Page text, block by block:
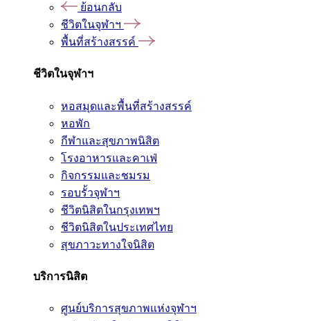
ย้อนกลับ
ชีวิตในจุฬาฯ
พื้นที่สร้างสรรค์
ชีวิตในจุฬาฯ
หอสมุดและพื้นที่สร้างสรรค์
หอพัก
กีฬาและสุขภาพนิสิต
โรงอาหารและคาเฟ่
กิจกรรมและชมรม
รอบรั้วจุฬาฯ
ชีวิตนิสิตในกรุงเทพฯ
ชีวิตนิสิตในประเทศไทย
สุขภาวะทางใจนิสิต
บริการนิสิต
ศูนย์บริการสุขภาพแห่งจุฬาฯ